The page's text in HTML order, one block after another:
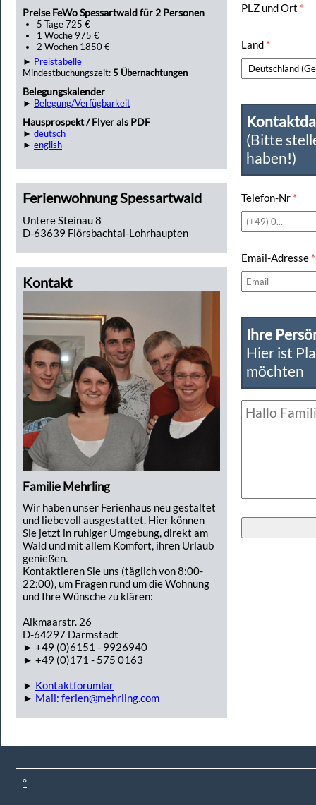
Preise FeWo Spessartwald für 2 Personen
5 Tage 725 €
1 Woche 975 €
2 Wochen 1850 €
► Preistabelle
Mindestbuchungszeit:5 Übernachtungen
Belegungskalender
► Belegung/Verfügbarkeit
Hausprospekt / Flyer als PDF
► deutsch
► english
Ferienwohnung Spessartwald
Untere Steinau 8
D-63639 Flörsbachtal-Lohrhaupten
Kontakt
Familie Mehrling
Wir haben unser Ferienhaus neu gestaltet
und liebevoll ausgestattet. Hier können
Sie jetzt in ruhiger Umgebung, direkt am
Wald und mit allem Komfort, ihren Urlaub
genießen.
Kontaktieren Sie uns (täglich von 8:00-
22:00), um Fragen rund um die Wohnung
und Ihre Wünsche zu klären:
Alkmaarstr. 26
D-64297 Darmstadt
► +49 (0)6151 - 9926940
► +49 (0)171 - 575 0163
► Kontaktforumlar
► Mail: ferien@mehrling.com
PLZ und Ort *
Land *
(Bitte
haben!)
Telefon-Nr *
Email-Adresse *
Ihre
Hier ist
möchten
°